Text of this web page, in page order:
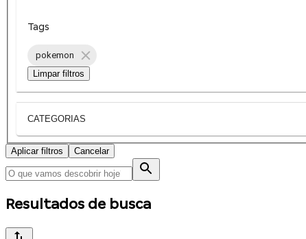
Tags
pokemon
Limpar filtros
CATEGORIAS
Aplicar filtros Cancelar
Resultados de busca